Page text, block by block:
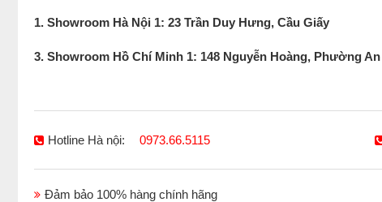
1. Showroom Hà Nội 1: 23 Trần Duy Hưng, Cầu Giấy
3. Showroom Hồ Chí Minh 1: 148 Nguyễn Hoàng, Phường
Hotline Hà nội: 0973.66.5115
Đảm bảo 100% hàng chính hãng